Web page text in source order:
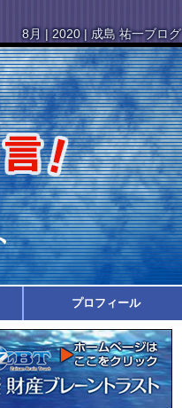
8月 | 2020 | 成島 祐一ブログ
プロフィール